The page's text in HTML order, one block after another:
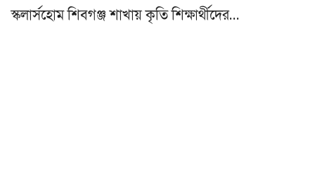
স্কলার্সহোম শিবগঞ্জ শাখায় কৃতি শিক্ষার্থীদের…